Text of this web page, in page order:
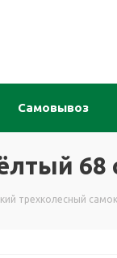
Самовывоз
68
трехколесный